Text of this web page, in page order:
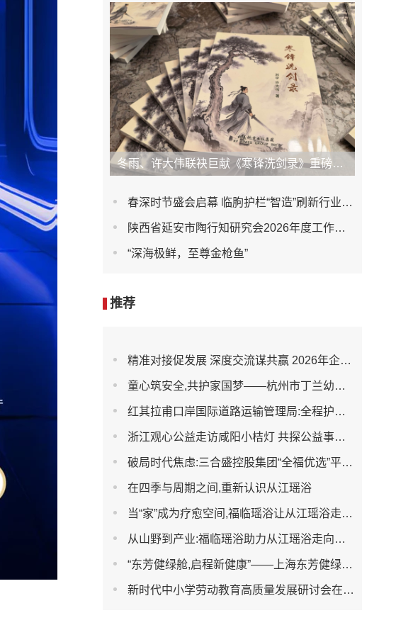
冬雨、许大伟联袂巨献《寒锋洗剑录》重磅上市！未发先火引业界瞩目，丹心侠骨再掀武侠热潮
春深时节盛会启幕 临朐护栏“智造”刷新行业新高度
陕西省延安市陶行知研究会2026年度工作会议召开
“深海极鲜，至尊金枪鱼”
推荐
精准对接促发展 深度交流谋共赢 2026年企业投融资交流活动第二期圆满举行
童心筑安全,共护家国梦——杭州市丁兰幼儿园全民国家安全教育日宣传活动
红其拉甫口岸国际道路运输管理局:全程护航大件设备出境 筑牢跨境运输安全防线
浙江观心公益走访咸阳小桔灯 共探公益事业可持续发展新路径
破局时代焦虑:三合盛控股集团“全福优选”平台正式启航
在四季与周期之间,重新认识从江瑶浴
当“家”成为疗愈空间,福临瑶浴让从江瑶浴走进日常生活
从山野到产业:福临瑶浴助力从江瑶浴走向共赢之路
“东芳健绿舱,启程新健康”——上海东芳健绿AI智能养身舱品牌发布会圆满成功
新时代中小学劳动教育高质量发展研讨会在杭州濮家小学教育集团笕新校区举办